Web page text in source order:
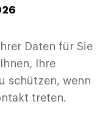
Daten für Sie
Ihre
schützen, wenn
treten.